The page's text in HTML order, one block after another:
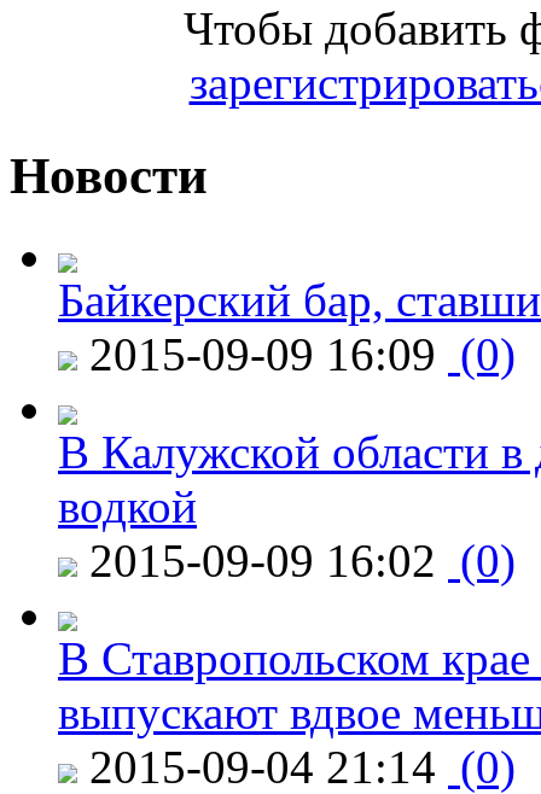
Чтобы добавить
Новости
Байкерский бар,
2015-09-09 16:09 (0)
В Калужской области в
водкой
2015-09-09 16:02 (0)
В Ставропольском
выпускают вдвое
2015-09-04 21:14 (0)